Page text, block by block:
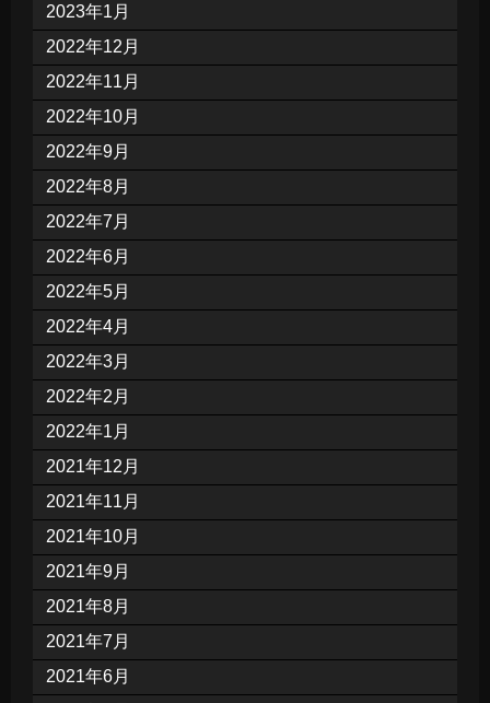
2023年1月
2022年12月
2022年11月
2022年10月
2022年9月
2022年8月
2022年7月
2022年6月
2022年5月
2022年4月
2022年3月
2022年2月
2022年1月
2021年12月
2021年11月
2021年10月
2021年9月
2021年8月
2021年7月
2021年6月